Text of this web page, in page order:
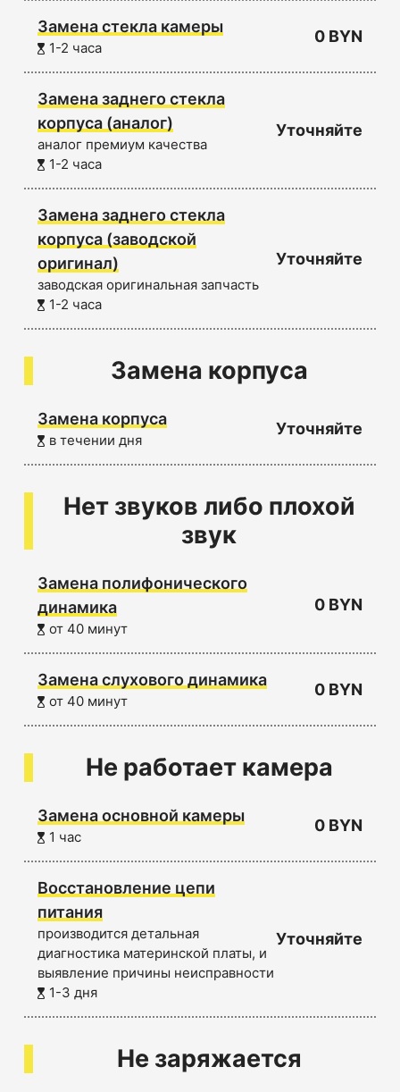
Замена стекла камеры
1-2 часа
0 BYN
Замена заднего стекла
корпуса (аналог)
аналог премиум качества
1-2 часа
Уточняйте
Замена заднего стекла
корпуса (заводской
оригинал)
заводская оригинальная запчасть
1-2 часа
Уточняйте
Замена корпуса
Замена корпуса
в течении дня
Уточняйте
Нет звуков либо плохой
звук
Замена полифонического
динамика
от 40 минут
0 BYN
Замена слухового динамика
от 40 минут
0 BYN
Не работает камера
Замена основной камеры
1 час
0 BYN
Восстановление цепи
питания
производится детальная
диагностика материнской платы, и
выявление причины неисправности
1-3 дня
Уточняйте
Не заряжается